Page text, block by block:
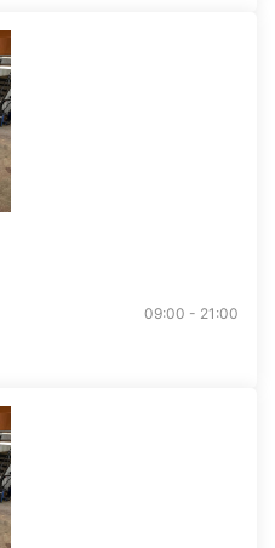
09:00 - 21:00